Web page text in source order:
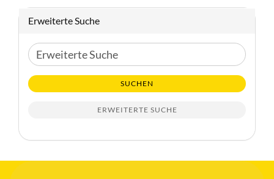
Erweiterte Suche
Erweiterte
Suche
SUCHEN
ERWEITERTE SUCHE